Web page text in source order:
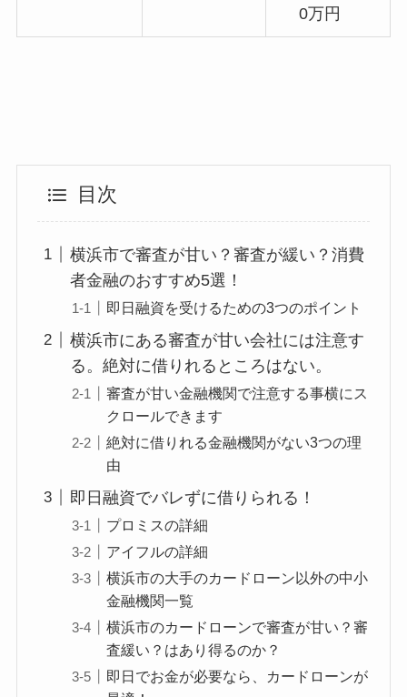
0万円
目次
横浜市で審査が甘い？審査が緩い？消費
者金融のおすすめ5選！
即日融資を受けるための3つのポイント
横浜市にある審査が甘い会社には注意す
る。絶対に借りれるところはない。
審査が甘い金融機関で注意する事横にス
クロールできます
絶対に借りれる金融機関がない3つの理
由
即日融資でバレずに借りられる！
プロミスの詳細
アイフルの詳細
横浜市の大手のカードローン以外の中小
金融機関一覧
横浜市のカードローンで審査が甘い？審
査緩い？はあり得るのか？
即日でお金が必要なら、カードローンが